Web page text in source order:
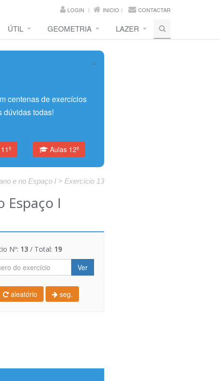
LOGIN INICIO CONTACTAR
ÚTIL GEOMETRIA LAZER
×
centenas de exercícios
dúvidas todas!
Aulas 12º
e no Espaço I > Exercício 13
Espaço I
Nº: 13 / Total: 19
Ver
aleatório seg.